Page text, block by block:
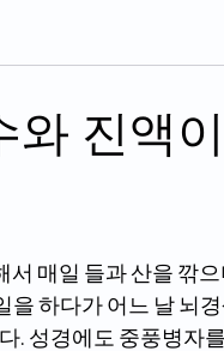
와 진액이
서 매일 들과 산을 깎으
을 하다가 어느 날 뇌
. 성경에도 중풍병자